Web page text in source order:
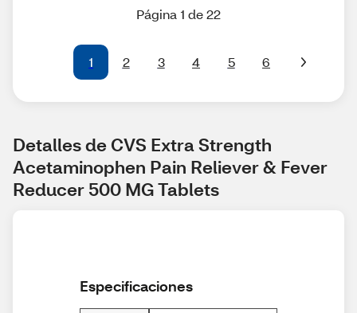
Página 1 de 22
1 2 3 4 5 6
Detalles de CVS Extra Strength
Acetaminophen Pain Reliever & Fever
Reducer 500 MG Tablets
Especificaciones